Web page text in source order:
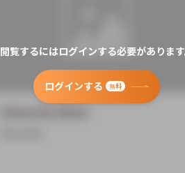
閲覧するにはログインする必要があります
ログインする 無料